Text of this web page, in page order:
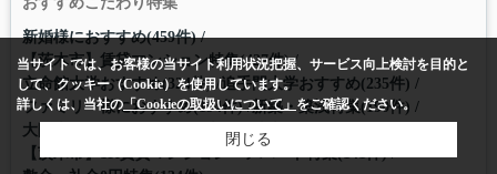
新婚様におすすめ(459件)
【茨木市】賃貸マンション特集(427件)
立命館大学おすすめ(324件) 追手門大学おすすめ(235件)
ファミリー様におすすめ(194件) 新築・築浅特集(190件)
大阪大学おすすめ(169件)
大阪学院大学おすすめ(157件)
【茨木市】1K賃貸マンション・アパート特集(141件)
当サイトでは、お客様の当サイト利用状況把握、サービス向上検討を目的と
して、クッキー（Cookie）を使用しています。
詳しくは、当社の「Cookieの取扱いについて」 をご確認ください。
閉じる